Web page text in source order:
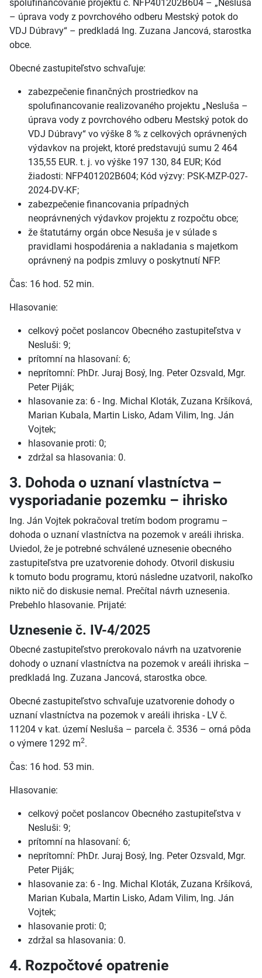
spolufinancovanie projektu č. NFP401202B604 – „Nesluša
– úprava vody z povrchového odberu Mestský potok do
VDJ Dúbravy“ – predkladá Ing. Zuzana Jancová, starostka
obce.
Obecné zastupiteľstvo schvaľuje:
zabezpečenie finančných prostriedkov na
spolufinancovanie realizovaného projektu „Nesluša –
úprava vody z povrchového odberu Mestský potok do
VDJ Dúbravy“ vo výške 8 % z celkových oprávnených
výdavkov na projekt, ktoré predstavujú sumu 2 464
135,55 EUR. t. j. vo výške 197 130, 84 EUR; Kód
žiadosti: NFP401202B604; Kód výzvy: PSK-MZP-027-
2024-DV-KF;
zabezpečenie financovania prípadných
neoprávnených výdavkov projektu z rozpočtu obce;
že štatutárny orgán obce Nesuša je v súlade s
pravidlami hospodárenia a nakladania s majetkom
oprávnený na podpis zmluvy o poskytnutí NFP.
Čas: 16 hod. 52 min.
Hlasovanie:
celkový počet poslancov Obecného zastupiteľstva v
Nesluši: 9;
prítomní na hlasovaní: 6;
neprítomní: PhDr. Juraj Bosý, Ing. Peter Ozsvald, Mgr.
Peter Piják;
hlasovanie za: 6 - Ing. Michal Kloták, Zuzana Kršíková,
Marian Kubala, Martin Lisko, Adam Vilim, Ing. Ján
Vojtek;
hlasovanie proti: 0;
zdržal sa hlasovania: 0.
3. Dohoda o uznaní vlastníctva –
vysporiadanie pozemku – ihrisko
Ing. Ján Vojtek pokračoval tretím bodom programu –
dohoda o uznaní vlastníctva na pozemok v areáli ihriska.
Uviedol, že je potrebné schválené uznesenie obecného
zastupiteľstva pre uzatvorenie dohody. Otvoril diskusiu
k tomuto bodu programu, ktorú následne uzatvoril, nakoľko
nikto nič do diskusie nemal. Prečítal návrh uznesenia.
Prebehlo hlasovanie. Prijaté:
Uznesenie č. IV-4/2025
Obecné zastupiteľstvo prerokovalo návrh na uzatvorenie
dohody o uznaní vlastníctva na pozemok v areáli ihriska –
predkladá Ing. Zuzana Jancová, starostka obce.
Obecné zastupiteľstvo schvaľuje uzatvorenie dohody o
uznaní vlastníctva na pozemok v areáli ihriska - LV č.
11204 v kat. území Nesluša – parcela č. 3536 – orná pôda
o výmere 1292 m2.
Čas: 16 hod. 53 min.
Hlasovanie:
celkový počet poslancov Obecného zastupiteľstva v
Nesluši: 9;
prítomní na hlasovaní: 6;
neprítomní: PhDr. Juraj Bosý, Ing. Peter Ozsvald, Mgr.
Peter Piják;
hlasovanie za: 6 - Ing. Michal Kloták, Zuzana Kršíková,
Marian Kubala, Martin Lisko, Adam Vilim, Ing. Ján
Vojtek;
hlasovanie proti: 0;
zdržal sa hlasovania: 0.
4. Rozpočtové opatrenie